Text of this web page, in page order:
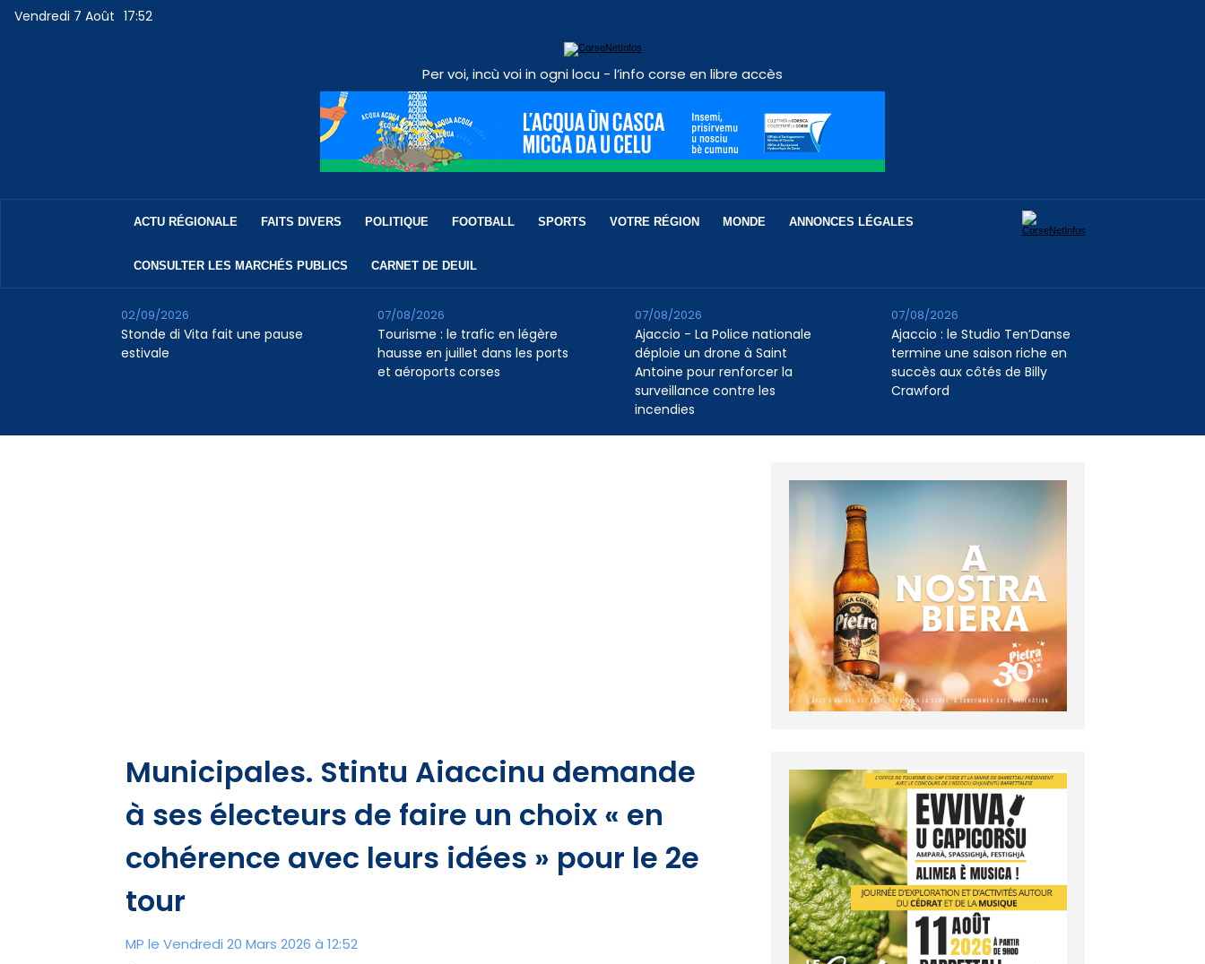
Vendredi 7 Août 17:52
Per voi, incù voi in ogni locu - l’info corse en libre accès
ACTU RÉGIONALE FAITS DIVERS POLITIQUE FOOTBALL SPORTS VOTRE RÉGION MONDE ANNONCES LÉGALES
CONSULTER LES MARCHÉS PUBLICS CARNET DE DEUIL
Stonde di Vita fait une pause
estivale
02/09/2026
Tourisme : le trafic en légère
hausse en juillet dans les ports
et aéroports corses
07/08/2026
Ajaccio - La Police nationale
déploie un drone à Saint
Antoine pour renforcer la
surveillance contre les
incendies
07/08/2026
Ajaccio : le Studio Ten’Danse
termine une saison riche en
succès aux côtés de Billy
Crawford
07/08/2026
Municipales. Stintu Aiaccinu demande
à ses électeurs de faire un choix « en
cohérence avec leurs idées » pour le 2e
tour
MP le Vendredi 20 Mars 2026 à 12:52